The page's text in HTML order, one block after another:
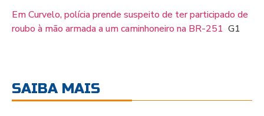
Em Curvelo, polícia prende suspeito de ter participado de
roubo à mão armada a um caminhoneiro na BR-251 G1
SAIBA MAIS